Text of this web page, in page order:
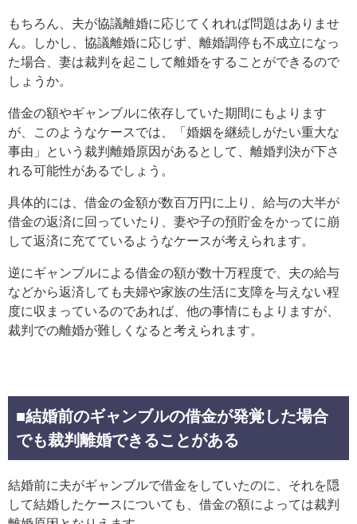
もちろん、夫が協議離婚に応じてくれれば問題はありませ
ん。しかし、協議離婚に応じず、離婚調停も不成立になっ
た場合、妻は裁判を起こして離婚をすることができるので
しょうか。
借金の額やギャンブルに依存していた期間にもよります
が、このようなケースでは、「婚姻を継続しがたい重大な
事由」という裁判離婚原因があるとして、離婚判決が下さ
れる可能性があるでしょう。
具体的には、借金の金額が数百万円に上り、給与の大半が
借金の返済に回っていたり、妻や子の預貯金をかってに崩
して返済に充てているようなケースが考えられます。
逆にギャンブルによる借金の額が数十万程度で、夫の給与
などから返済しても夫婦や家族の生活に支障を与えない程
度に収まっているのであれば、他の事情にもよりますが、
裁判での離婚が難しくなると考えられます。
■結婚前のギャンブルの借金が発覚した場合
でも裁判離婚できることがある
結婚前に夫がギャンブルで借金をしていたのに、それを隠
して結婚したケースについても、借金の額によっては裁判